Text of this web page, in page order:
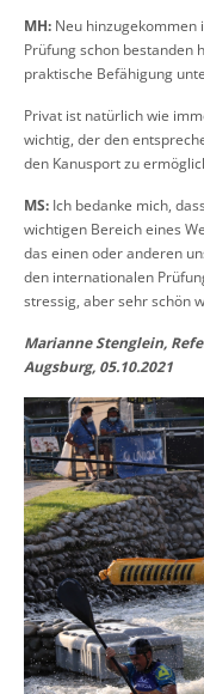
MH: Neu hinzugekommen
Prüfung schon bestanden
praktische Befähigung
Privat ist natürlich wie
wichtig, der den
den Kanusport zu
MS: Ich bedanke mich,
wichtigen Bereich eines
das einen oder anderen
den internationalen
stressig, aber sehr schön
Marianne Stenglein,
Augsburg, 05.10.2021